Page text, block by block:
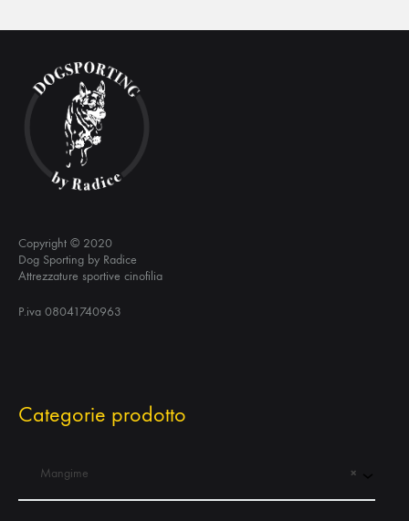
Copyright © 2020
Dog Sporting by Radice
Attrezzature sportive cinofilia
P.iva 08041740963
Categorie prodotto
×
Mangime